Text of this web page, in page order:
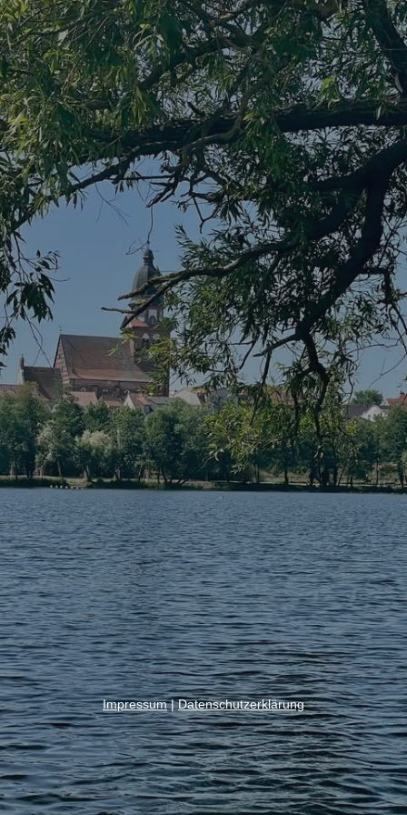
Impressum|Datenschutzerklärung